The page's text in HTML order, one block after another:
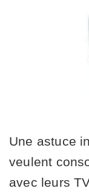
Une astuce
veulent
avec leurs